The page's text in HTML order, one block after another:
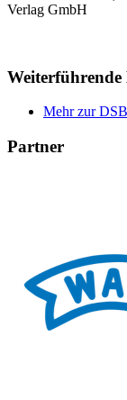
Verlag GmbH
Mehr zur
Partner